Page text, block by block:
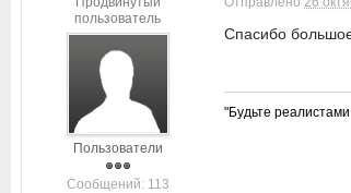
пользователь
Пользователи
Cообщений: 113
Спасибо
"Будьте